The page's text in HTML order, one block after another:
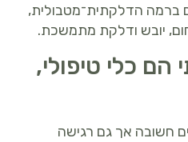
ברמה הדלקתית־מטבולית,
יובש ודלקת מתמשכת.
הם כלי טיפולי,
חשובה אך גם רגישה